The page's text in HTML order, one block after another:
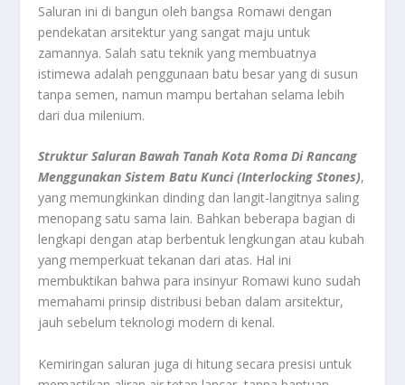
Saluran ini di bangun oleh bangsa Romawi dengan
pendekatan arsitektur yang sangat maju untuk
zamannya. Salah satu teknik yang membuatnya
istimewa adalah penggunaan batu besar yang di susun
tanpa semen, namun mampu bertahan selama lebih
dari dua milenium.
Struktur Saluran Bawah Tanah Kota Roma Di Rancang
Menggunakan Sistem Batu Kunci (Interlocking Stones),
yang memungkinkan dinding dan langit-langitnya saling
menopang satu sama lain. Bahkan beberapa bagian di
lengkapi dengan atap berbentuk lengkungan atau kubah
yang memperkuat tekanan dari atas. Hal ini
membuktikan bahwa para insinyur Romawi kuno sudah
memahami prinsip distribusi beban dalam arsitektur,
jauh sebelum teknologi modern di kenal.
Kemiringan saluran juga di hitung secara presisi untuk